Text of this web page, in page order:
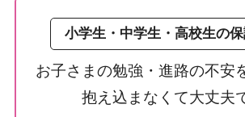
小学生・中学生・高校生の
お子さまの勉強・進路の不安
抱え込まなくて大丈夫